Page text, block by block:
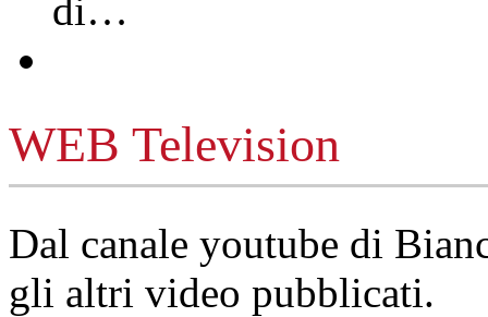
di…
WEB Television
Dal canale youtube di
gli altri video pubblicati.